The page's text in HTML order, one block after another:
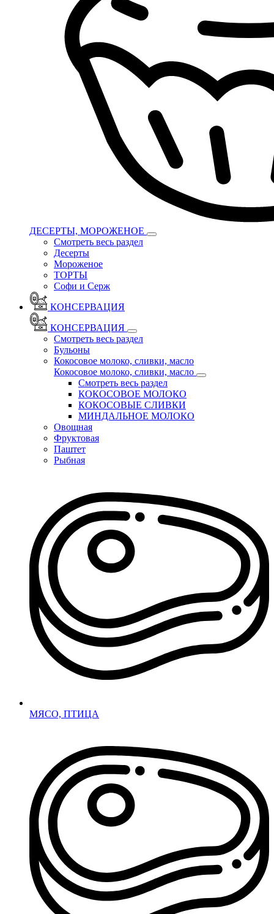
ДЕСЕРТЫ, МОРОЖЕНОЕ
Смотреть весь раздел
Десерты
Мороженое
ТОРТЫ
Софи и Серж
КОНСЕРВАЦИЯ
КОНСЕРВАЦИЯ
Смотреть весь раздел
Бульоны
Кокосовое молоко, сливки, масло
Кокосовое молоко, сливки, масло
Смотреть весь раздел
КОКОСОВОЕ МОЛОКО
КОКОСОВЫЕ СЛИВКИ
МИНДАЛЬНОЕ МОЛОКО
Овощная
Фруктовая
Паштет
Рыбная
МЯСО, ПТИЦА